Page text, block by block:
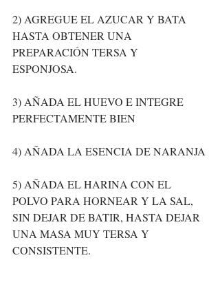
2) AGREGUE EL AZUCAR Y BATA
HASTA OBTENER UNA
PREPARACIÓN TERSA Y
ESPONJOSA.
3) AÑADA EL HUEVO E INTEGRE
PERFECTAMENTE BIEN
4) AÑADA LA ESENCIA DE NARANJA
5) AÑADA EL HARINA CON EL
POLVO PARA HORNEAR Y LA SAL,
SIN DEJAR DE BATIR, HASTA DEJAR
UNA MASA MUY TERSA Y
CONSISTENTE.